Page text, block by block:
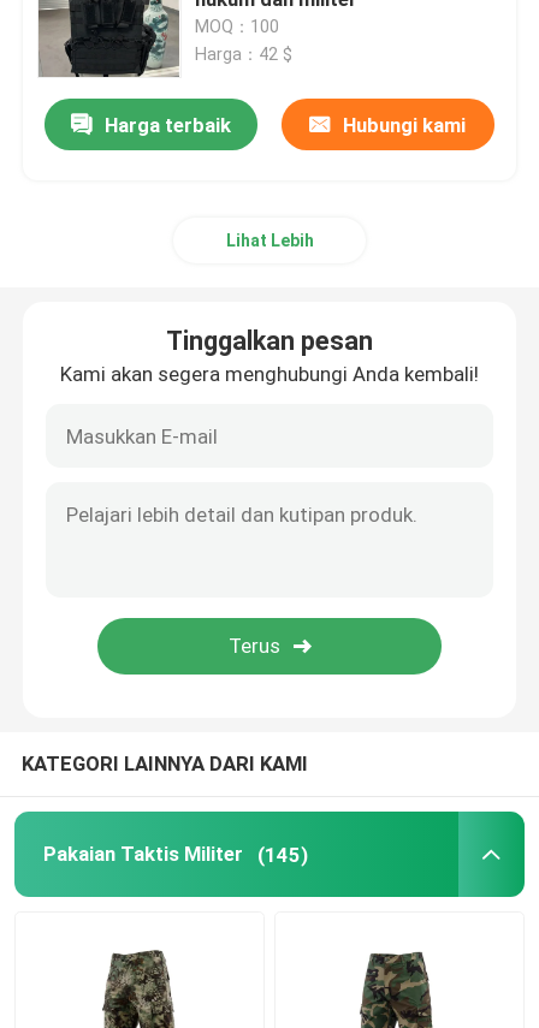
Helm Balistik Taktis
Pelat Balistik Militer
Perlengkapan Luar Ruangan Taktis
Sepatu Taktis Tempur
Rompi Taktis Tempur
Peralatan Militer Taktis
Peralatan eod
Tas Bantuan Pertama
MOQ：100
Harga：42 $
Harga terbaik Hubungi kami
Lihat Lebih
Tinggalkan pesan
Kami akan segera menghubungi Anda kembali!
KATEGORI LAINNYA DARI KAMI
Pakaian Taktis Militer (145)